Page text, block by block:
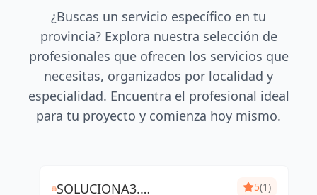
¿Buscas un servicio específico en tu
provincia? Explora nuestra selección de
profesionales que ofrecen los servicios que
necesitas, organizados por localidad y
especialidad. Encuentra el profesional ideal
para tu proyecto y comienza hoy mismo.
SOLUCIONA3.
5(1)